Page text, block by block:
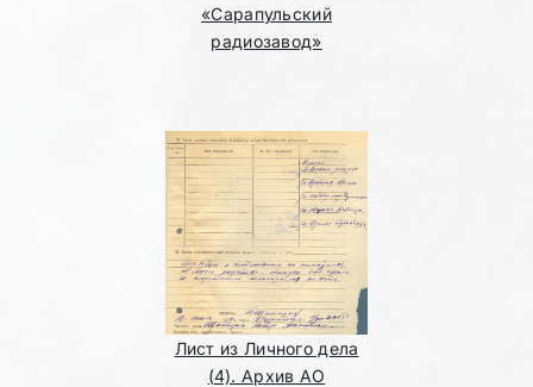
«Сарапульский
радиозавод»
Лист из Личного дела
(4). Архив АО